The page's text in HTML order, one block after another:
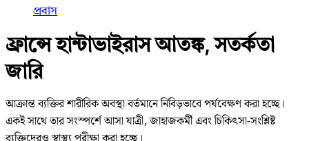
প্রবাস
ফ্রান্সে হান্টাভাইরাস আতঙ্ক, সতর্কতা
জারি
আক্রান্ত ব্যক্তির শারীরিক অবস্থা বর্তমানে নিবিড়ভাবে পর্যবেক্ষণ করা হচ্ছে।
একই সাথে তার সংস্পর্শে আসা যাত্রী, জাহাজকর্মী এবং চিকিৎসা-সংশ্লিষ্ট